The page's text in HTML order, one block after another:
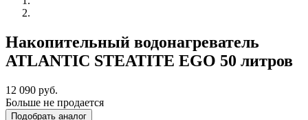
Накопительный водонагреватель
ATLANTIC STEATITE EGO 50 литров
12 090 руб.
Больше не продается
Подобрать аналог